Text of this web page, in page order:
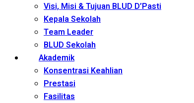
Visi, Misi & Tujuan BLUD D’Pasti
Kepala Sekolah
Team Leader
BLUD Sekolah
Akademik
Konsentrasi Keahlian
Prestasi
Fasilitas